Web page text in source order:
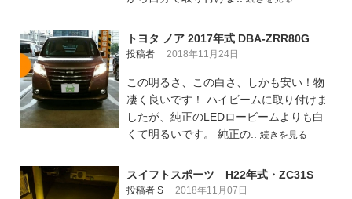
トヨタ ノア 2017年式 DBA-ZRR80G
投稿者 2018年11月24日
この明るさ、この白さ、しかも安い！物
凄く良いです！ ハイビームに取り付けま
したが、純正のLEDロービームよりも白
くて明るいです。 純正の.. 続きを見る
スイフトスポーツ H22年式・ZC31S
投稿者 S 2018年11月07日